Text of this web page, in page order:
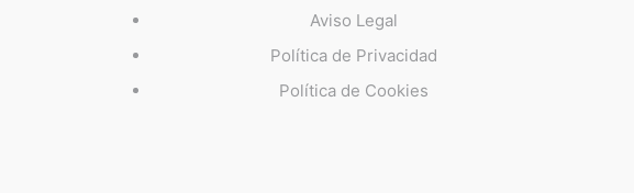
Aviso Legal
Política de Privacidad
Política de Cookies